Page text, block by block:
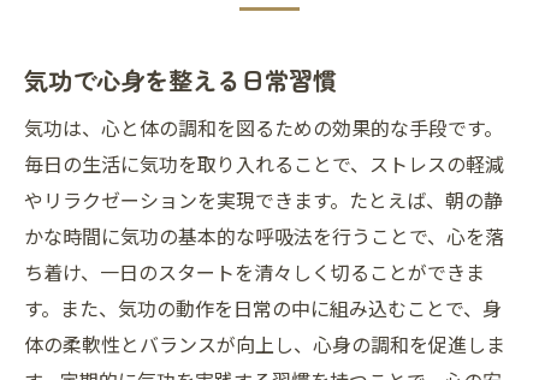
気功で心身を整える日常習慣
気功は、心と体の調和を図るための効果的な手段です。
毎日の生活に気功を取り入れることで、ストレスの軽減
やリラクゼーションを実現できます。たとえば、朝の静
かな時間に気功の基本的な呼吸法を行うことで、心を落
ち着け、一日のスタートを清々しく切ることができま
す。また、気功の動作を日常の中に組み込むことで、身
体の柔軟性とバランスが向上し、心身の調和を促進しま